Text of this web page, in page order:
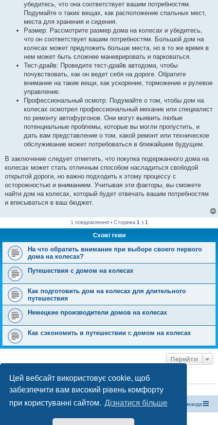
Цей вебсайт використовує cookie, щоб
забезпечити вам високий рівень комфорту
при користуванні сайтом. Дізнатися більше
убедитесь, что она соответствует вашим потребностям.
Подумайте о таких вещах, как расположение спальных мест,
места для хранения и сидения.
Размер: Рассмотрите размер дома на колесах и убедитесь,
что он соответствует вашим потребностям. Большой дом на
колесах может предложить больше места, но в то же время в
нем может быть сложнее маневрировать и парковаться.
Тест-драйв: Проведите тест-драйв автодома, чтобы
почувствовать, как он ведет себя на дороге. Обратите
внимание на такие вещи, как ускорение, торможение и рулевое
управление.
Профессиональный осмотр: Подумайте о том, чтобы дом на
колесах осмотрел профессиональный механик или специалист
по ремонту автофургонов. Они могут выявить любые
потенциальные проблемы, которые вы могли пропустить, и
дать вам представление о том, какой ремонт или техническое
обслуживание может потребоваться в ближайшем будущем.
В заключение следует отметить, что покупка подержанного дома на
колесах может стать отличным способом насладиться свободой
открытой дороги, но важно подходить к этому процессу с
осторожностью и вниманием. Учитывая эти факторы, вы сможете
найти дом на колесах, который будет отвечать вашим потребностям
и вписываться в ваш бюджет.
1 повідомлення • Сторінка 1 з 1
Схожі теми
На что обратить внимание при выборе своего первого
дома на колесах?
Путешествия с домом на колесах
Как подготовить дом на колесах для длительного
путешествия
Немецкие производители домов на колесах
Как сэкономить в путешествии с домом на колесах
Перейти
ХТО ЗАРАЗ ОНЛАЙН
Зараз переглядають цей форум:ClaudeBot [бот ШІ]і 0 гостей
Магазин спорядження Туристичний форум «Рюкзак» Команда
Працює на phpBB® Forum Software © phpBB Limited